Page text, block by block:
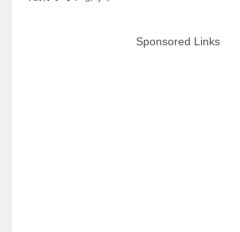
Sponsored Links